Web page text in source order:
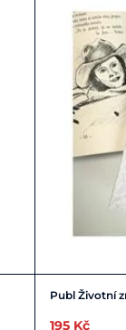
Publ Životní
195 Kč